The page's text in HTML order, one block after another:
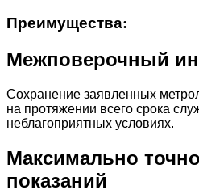
Преимущества:
Межповерочный
Сохранение заявленных
на протяжении всего срока
неблагоприятных условиях.
Максимально
показаний